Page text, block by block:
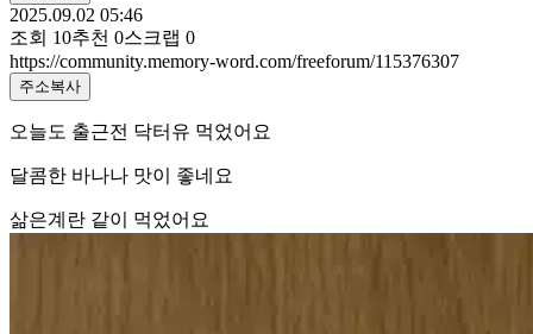
2025.09.02 05:46
조회 10추천 0스크랩 0
https://community.memory-word.com/freeforum/115376307
주소복사
오늘도 출근전 닥터유 먹었어요
달콤한 바나나 맛이 좋네요
삶은계란 같이 먹었어요